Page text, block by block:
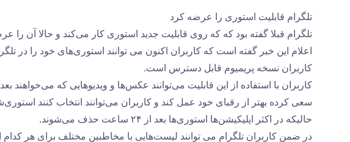
تلگرام قابلیت استوری را عرضه کرد
تلگرام قبلا گفته بود که که روی قابلیت جدید استوری کار می‌کند و حالا آن را
اعلام این خبر گفته است که کاربران اکنون می توانند استوری‌های خود را در
کاربران نسخه پریمیوم قابل دسترس است.
کاربران با استفاده از این قابلیت می‌توانند عکس‌ها و ویدیوهایی که می‌خواهند بعد
حالیکه در اکثر اپلیکیشن‌ها استوری‌ها بعد از ۲۴ ساعت حذف می‌شوند.
در ضمن کاربران تلگرام می توانند لیست‌هایی با مخاطبین مختلف برای هر کدام